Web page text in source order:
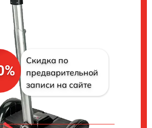
Скидка по
предварительной
записи на сайте